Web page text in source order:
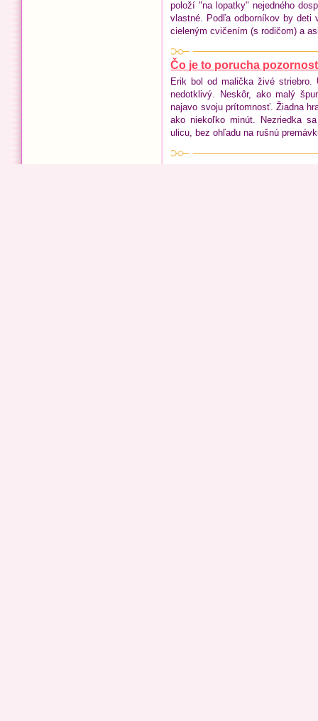
položí "na lopatky" nejedného
vlastné. Podľa odborníkov by deti
cieleným cvičením (s rodičom) a
Čo je to porucha
Erik bol od malička živé
nedotklivý. Neskôr, ako malý
najavo svoju prítomnosť. Žiadna
ako niekoľko minút. Nezriedka
ulicu, bez ohľadu na rušnú